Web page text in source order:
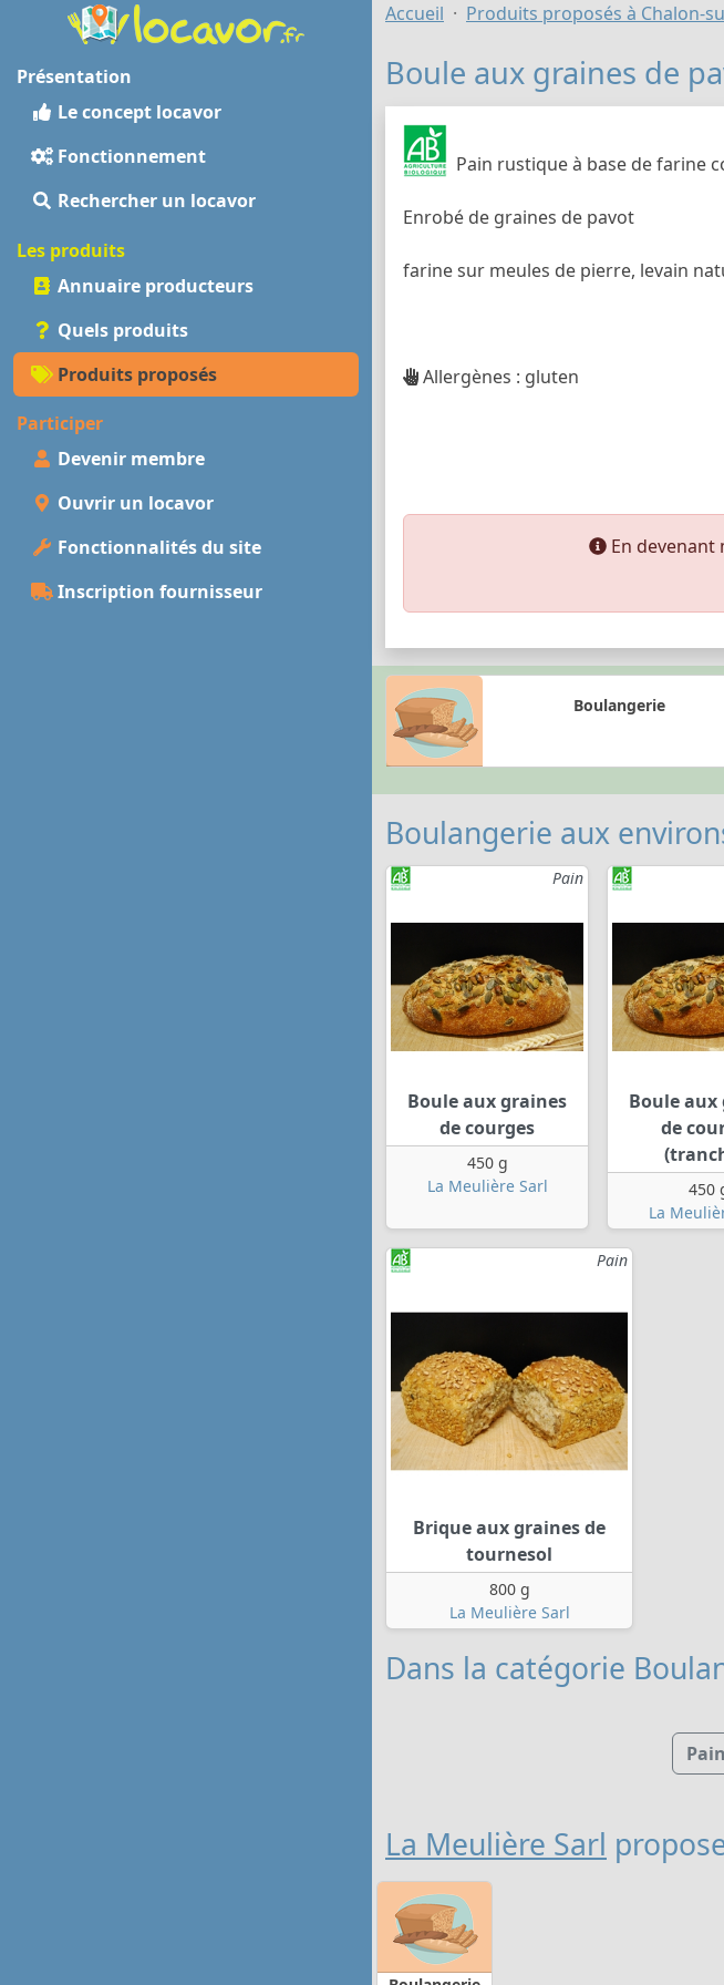
Présentation
Le concept locavor
Fonctionnement
Rechercher un locavor
Les produits
Annuaire producteurs
Quels produits
Produits proposés
Participer
Devenir membre
Ouvrir un locavor
Fonctionnalités du site
Inscription fournisseur
Accueil Produits proposés à Chalon-
Boule aux graines de
Pain rustique à base de farine
Enrobé de graines de pavot
farine sur meules de pierre, levain
Allergènes : gluten
En devenant
Boulangerie
Boulangerie aux
Pain
Boule aux graines
de courges
450 g
La Meulière Sarl
Boule aux
de
450
La
Pain
Brique aux graines de
tournesol
800 g
La Meulière Sarl
Dans la catégorie
Pain
La Meulière Sarl